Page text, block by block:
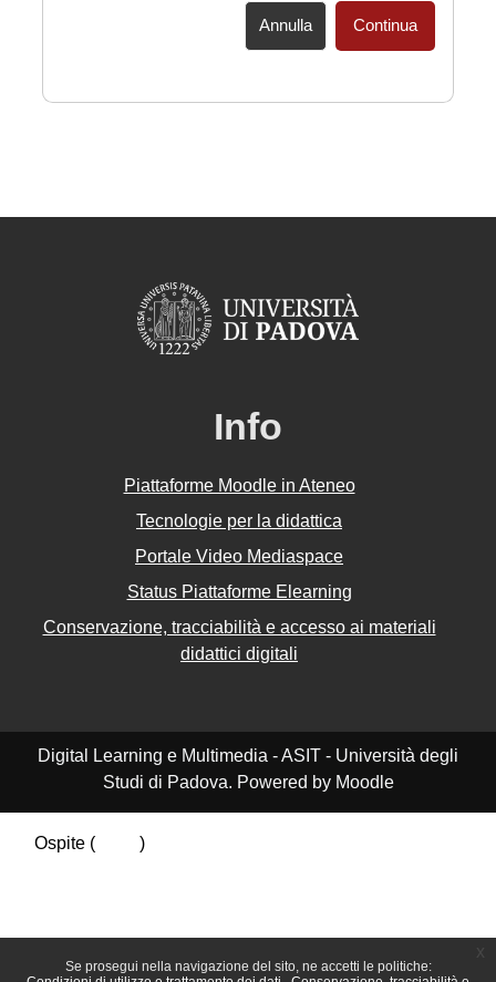
Se prosegui nella navigazione del sito, ne accetti le politiche:
Annulla Continua
Info
Piattaforme Moodle in Ateneo
Tecnologie per la didattica
Portale Video Mediaspace
Status Piattaforme Elearning
Conservazione, tracciabilità e accesso ai materiali
didattici digitali
Digital Learning e Multimedia - ASIT - Università degli
Studi di Padova. Powered by Moodle
Ospite (
)